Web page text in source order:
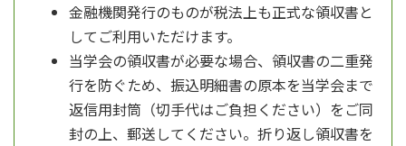
金融機関発行のものが税法上も正式な領収書と
してご利用いただけます。
当学会の領収書が必要な場合、領収書の二重発
行を防ぐため、振込明細書の原本を当学会まで
返信用封筒（切手代はご負担ください）をご同
封の上、郵送してください。折り返し領収書を